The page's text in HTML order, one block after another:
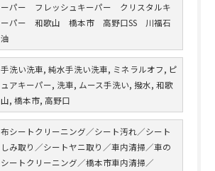
ーパー フレッシュキーパー クリスタルキ
ーパー 和歌山 橋本市 高野口SS 川福石
油
手洗い洗車, 純水手洗い洗車, ミネラルオフ, ピ
ュアキーパー, 洗車, ムース手洗い, 撥水, 和歌
山, 橋本市, 高野口
布シートクリーニング／シート汚れ／シート
しみ取り／シートヤニ取り／車内清掃／車の
シートクリーニング／橋本市車内清掃／